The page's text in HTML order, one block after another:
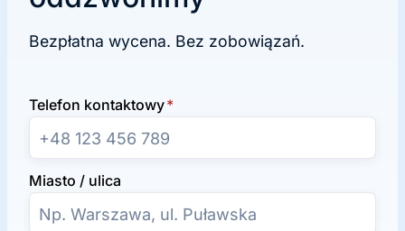
Bezpłatna wycena. Bez zobowiązań.
Telefon kontaktowy*
Miasto / ulica